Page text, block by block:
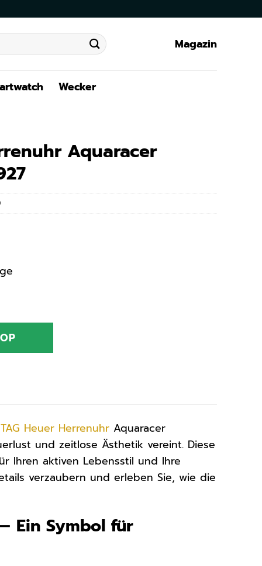
Magazin
Wecker
Aquaracer
TAG Heuer Herrenuhr Aquaracer
und zeitlose Ästhetik vereint. Diese
Ihren aktiven Lebensstil und Ihre
verzaubern und erleben Sie, wie die
Ein Symbol für